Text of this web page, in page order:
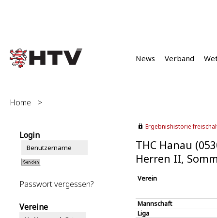
News Verband
Home >
Login
Passwort vergessen?
Vereine
Ergebnishistorie
THC Hanau
Herren II,
Verein
Mannschaft
Liga